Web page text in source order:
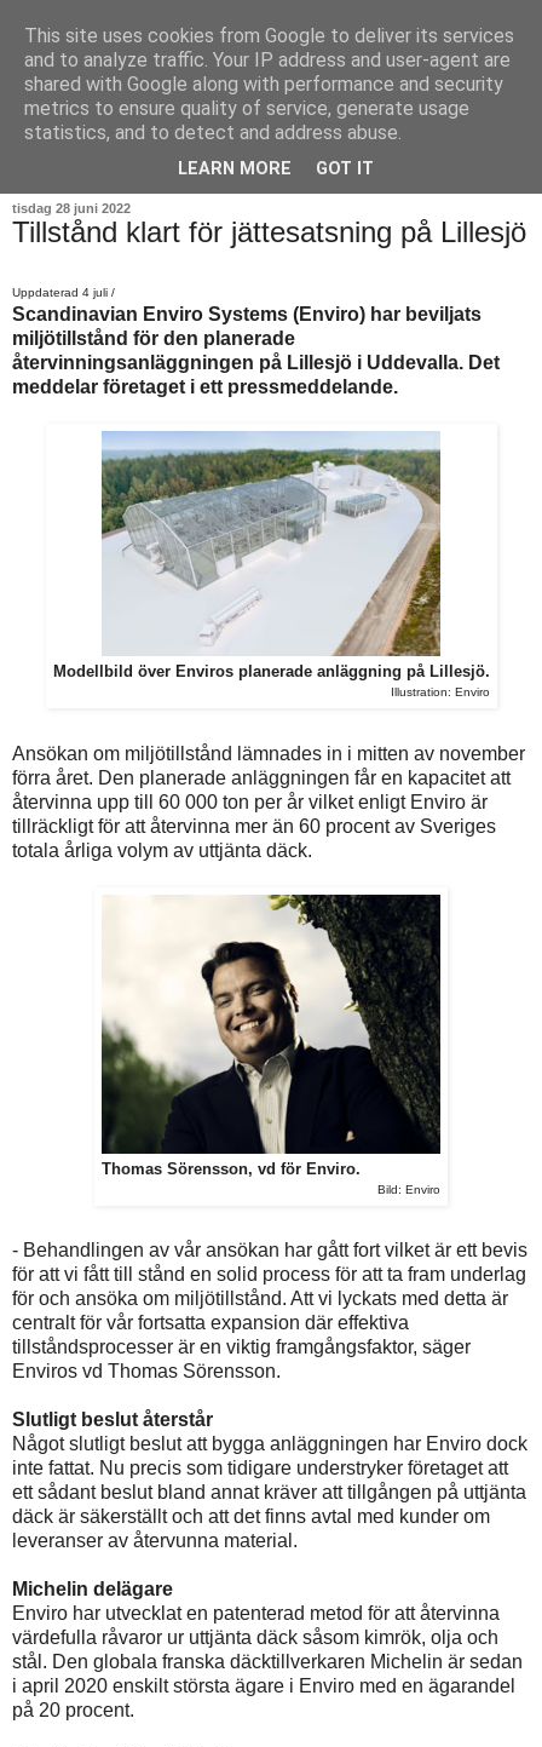
tisdag 28 juni 2022
Tillstånd klart för jättesatsning på Lillesjö
Uppdaterad 4 juli /
Scandinavian Enviro Systems (Enviro) har beviljats
miljötillstånd för den planerade
återvinningsanläggningen på Lillesjö i Uddevalla. Det
meddelar företaget i ett pressmeddelande.
Modellbild över Enviros planerade anläggning på Lillesjö.
Illustration: Enviro
Ansökan om miljötillstånd lämnades in i mitten av november
förra året. Den planerade anläggningen får en kapacitet att
återvinna upp till 60 000 ton per år vilket enligt Enviro är
tillräckligt för att återvinna mer än 60 procent av Sveriges
totala årliga volym av uttjänta däck.
Thomas Sörensson, vd för Enviro.
Bild: Enviro
- Behandlingen av vår ansökan har gått fort vilket är ett bevis
för att vi fått till stånd en solid process för att ta fram underlag
för och ansöka om miljötillstånd. Att vi lyckats med detta är
centralt för vår fortsatta expansion där effektiva
tillståndsprocesser är en viktig framgångsfaktor, säger
Enviros vd Thomas Sörensson.
Slutligt beslut återstår
Något slutligt beslut att bygga anläggningen har Enviro dock
inte fattat. Nu precis som tidigare understryker företaget att
ett sådant beslut bland annat kräver att tillgången på uttjänta
däck är säkerställt och att det finns avtal med kunder om
leveranser av återvunna material.
Michelin delägare
Enviro har utvecklat en patenterad metod för att återvinna
värdefulla råvaror ur uttjänta däck såsom kimrök, olja och
stål. Den globala franska däcktillverkaren Michelin är sedan
i april 2020 enskilt största ägare i Enviro med en ägarandel
på 20 procent.
This site uses cookies from Google to deliver its services
and to analyze traffic. Your IP address and user-agent are
shared with Google along with performance and security
metrics to ensure quality of service, generate usage
statistics, and to detect and address abuse.
LEARN MORE GOT IT